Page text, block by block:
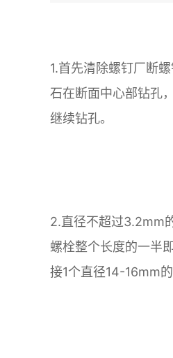
1.首先清除螺钉厂断
石在断面中心部钻孔
继续钻孔。
2.直径不超过3.2mm
螺栓整个长度的一半
接1个直径14-16mm